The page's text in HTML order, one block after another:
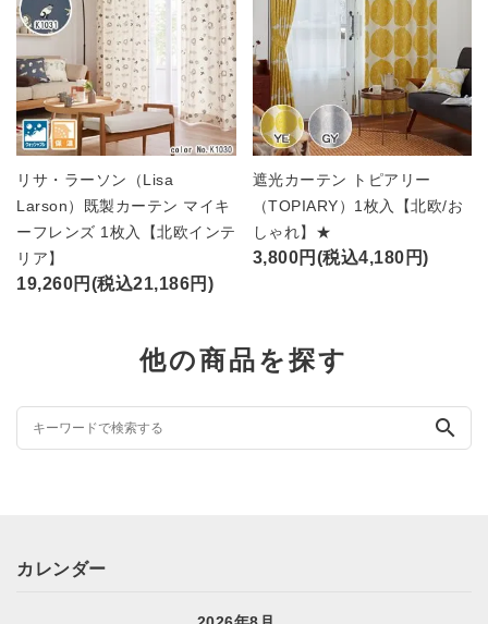
リサ・ラーソン（Lisa
Larson）既製カーテン マイキ
ーフレンズ 1枚入【北欧インテ
リア】
19,260円(税込21,186円)
遮光カーテン トピアリー
（TOPIARY）1枚入【北欧/お
しゃれ】★
3,800円(税込4,180円)
他の商品を探す
search
カレンダー